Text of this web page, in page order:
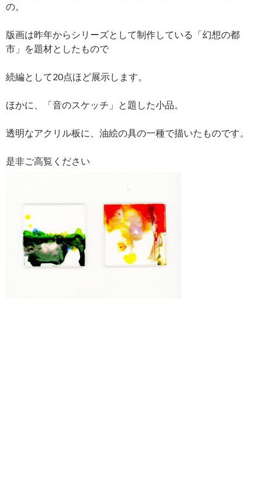
の。
版画は昨年からシリーズとして制作している「幻想の都
市」を題材としたもので
続編として20点ほど展示します。
ほかに、「音のスケッチ」と題した小品。
透明なアクリル板に、油絵の具の一種で描いたものです。
是非ご高覧ください